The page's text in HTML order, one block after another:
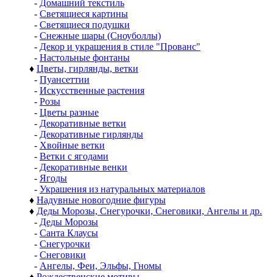
- Домашний текстиль
- Светящиеся картины
- Светящиеся подушки
- Снежные шары (Сноуболлы)
- Декор и украшения в стиле "Прованс"
- Настольные фонтаны
♦ Цветы, гирлянды, ветки
- Пуансеттии
- Искусственные растения
- Розы
- Цветы разные
- Декоративные ветки
- Декоративные гирлянды
- Хвойные ветки
- Ветки с ягодами
- Декоративные венки
- Ягоды
- Украшения из натуральных материалов
♦ Надувные новогодние фигуры
♦ Деды Морозы, Снегурочки, Снеговики, Ангелы и др.
- Деды Морозы
- Санта Клаусы
- Снегурочки
- Снеговики
- Ангелы, Феи, Эльфы, Гномы